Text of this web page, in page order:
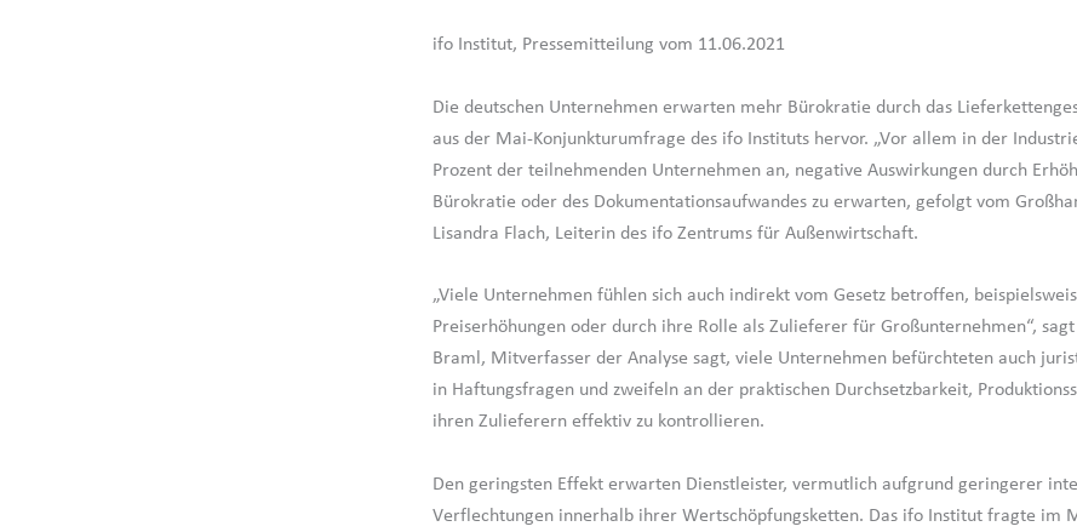
ifo Institut, Pressemitteilung vom 11.06.2021
Die deutschen Unternehmen erwarten mehr Bürokratie durch das
aus der Mai-Konjunkturumfrage des ifo Instituts hervor. „Vor allem in der
Prozent der teilnehmenden Unternehmen an, negative Auswirkungen durch
Bürokratie oder des Dokumentationsaufwandes zu erwarten, gefolgt vom
Lisandra Flach, Leiterin des ifo Zentrums für Außenwirtschaft.
„Viele Unternehmen fühlen sich auch indirekt vom Gesetz betroffen,
Preiserhöhungen oder durch ihre Rolle als Zulieferer für Großunternehmen“,
Braml, Mitverfasser der Analyse sagt, viele Unternehmen befürchteten auch
in Haftungsfragen und zweifeln an der praktischen Durchsetzbarkeit,
ihren Zulieferern effektiv zu kontrollieren.
Den geringsten Effekt erwarten Dienstleister, vermutlich aufgrund geringerer
Verflechtungen innerhalb ihrer Wertschöpfungsketten. Das ifo Institut fragte im